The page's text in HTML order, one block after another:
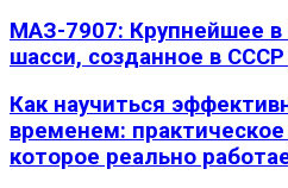
МАЗ-7907: Крупнейшее в
шасси, созданное в
Как научиться
временем: практическое
которое реально